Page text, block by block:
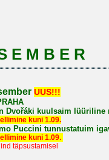
E M B E R
UUS!!!
Dvořáki kuulsaim lüüriline
kuni 1.09.
Puccini tunnustatuim
kuni 1.09.
täpsustamisel